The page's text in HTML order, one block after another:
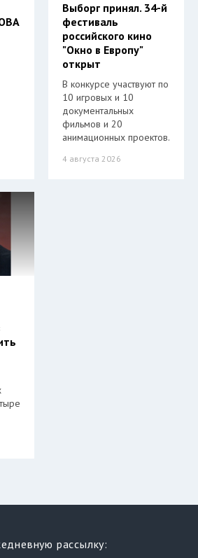
Выборг принял. 34-й
фестиваль
российского кино
"Окно в Европу"
открыт
В конкурсе участвуют по
10 игровых и 10
документальных
фильмов и 20
анимационных проектов.
4 августа 2026
рассылку: